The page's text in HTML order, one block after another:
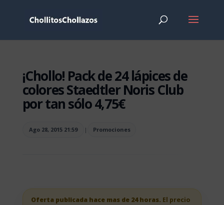
¡Chollo! Pack de 24 lápices de
colores Staedtler Noris Club
por tan sólo 4,75€
Ago 28, 2015 21:59 | Promociones
Oferta publicada hace mas de 24 horas. El precio